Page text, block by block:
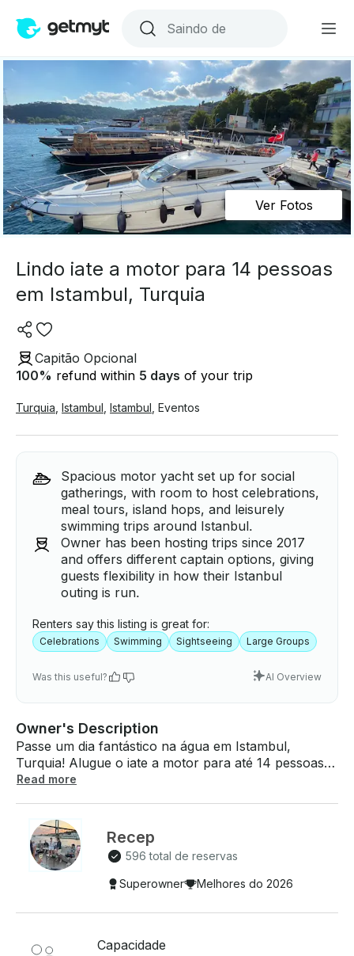
Ver Fotos
Lindo iate a motor para 14 pessoas
em Istambul, Turquia
Capitão Opcional
100% refund within 5 days of your trip
Turquia Istambul Istambul Eventos
Spacious motor yacht set up for social
gatherings, with room to host celebrations,
meal tours, island hops, and leisurely
swimming trips around Istanbul.
Owner has been hosting trips since 2017
and offers different captain options, giving
guests flexibility in how their Istanbul
outing is run.
Renters say this listing is great for:
Celebrations Swimming Sightseeing Large Groups
Was this useful? AI Overview
Owner's Description
Passe um dia fantástico na água em Istambul,
Turquia! Alugue o iate a motor para até 14 pessoas.
Tarifa tão baixa quanto $100 por hora. Este iate é
café da manhã, passeios de refeições, passeios pela
ilha, passeios de natação e outros passeios
personalizados. Se você tiver alguma dúvida,
podemos respondê-la por meio da plataforma de
Basta clicar em “Solicitar reserva” e nos enviar uma
Read more
Recep
596 total de reservas
Superowner Melhores do 2026
Capacidade